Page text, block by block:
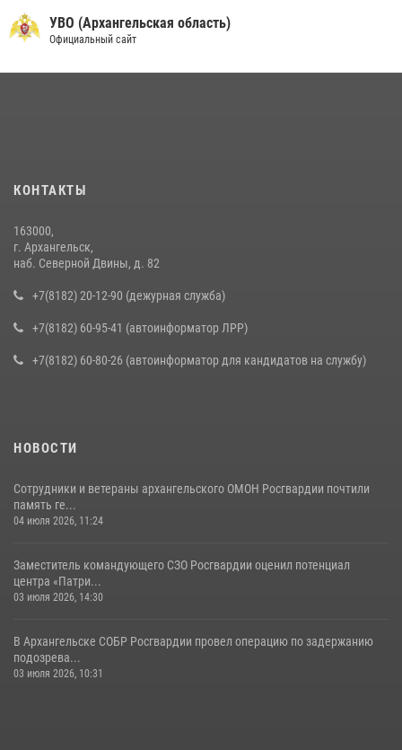
УВО (Архангельская область)
Официальный сайт
КОНТАКТЫ
163000,
г. Архангельск,
наб. Северной Двины, д. 82
+7(8182) 20-12-90 (дежурная служба)
+7(8182) 60-95-41 (автоинформатор ЛРР)
+7(8182) 60-80-26 (автоинформатор для кандидатов на службу)
НОВОСТИ
Сотрудники и ветераны архангельского ОМОН Росгвардии почтили
память ге...
04 июля 2026, 11:24
Заместитель командующего СЗО Росгвардии оценил потенциал
центра «Патри...
03 июля 2026, 14:30
В Архангельске СОБР Росгвардии провел операцию по задержанию
подозрева...
03 июля 2026, 10:31